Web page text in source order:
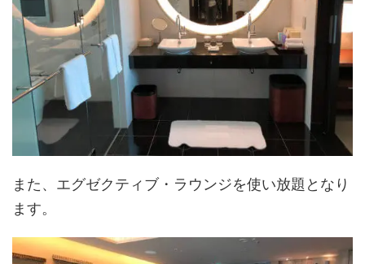
また、エグゼクティブ・ラウンジを使い放題となり
ます。